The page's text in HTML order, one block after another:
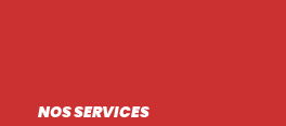
NOS SERVICES